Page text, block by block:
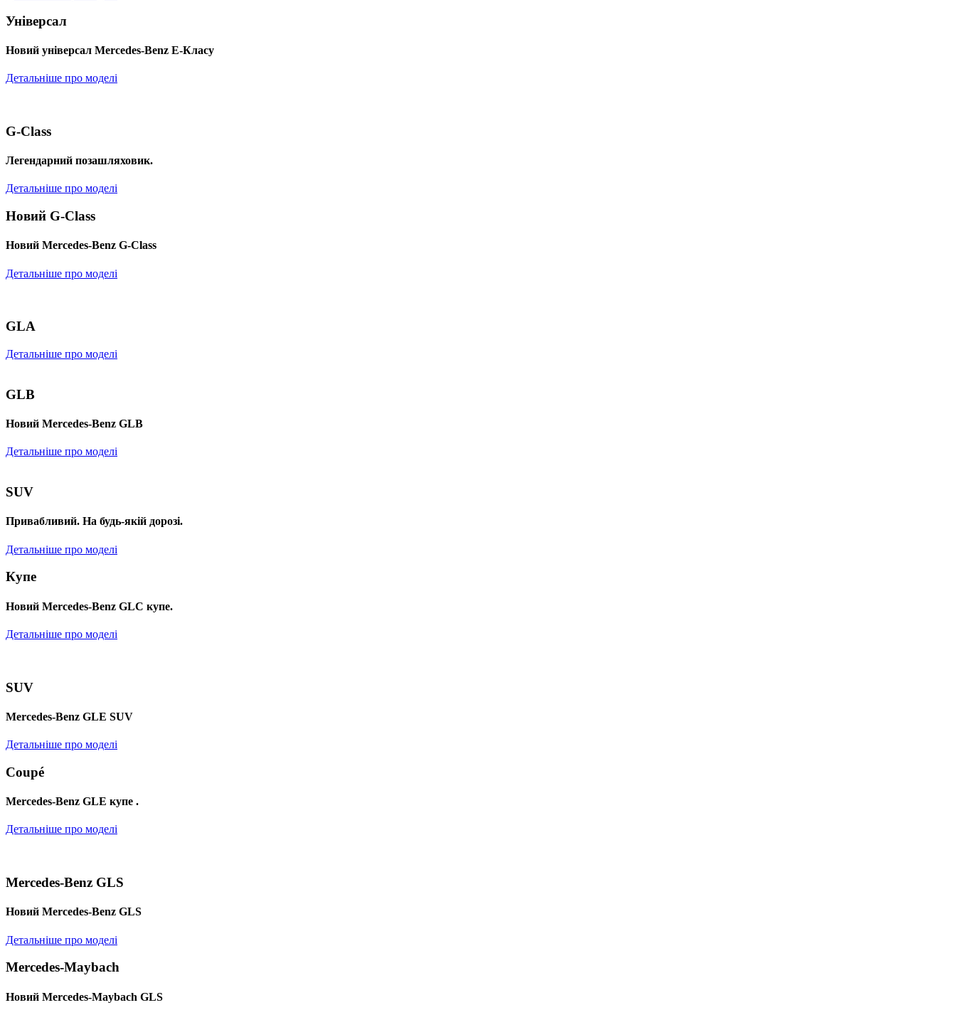
Універсал
Новий універсал Mercedes-Benz E-Класу
Детальніше про моделі
G-Class
Легендарний позашляховик.
Детальніше про моделі
Новий G-Class
Новий Mercedes-Benz G-Class
Детальніше про моделі
GLA
Детальніше про моделі
GLB
Новий Mercedes-Benz GLB
Детальніше про моделі
SUV
Привабливий. На будь-якій дорозі.
Детальніше про моделі
Купе
Новий Mercedes-Benz GLС купе.
Детальніше про моделі
SUV
Mercedes-Benz GLE SUV
Детальніше про моделі
Coupé
Mercedes-Benz GLE купе .
Детальніше про моделі
Mercedes-Benz GLS
Новий Mercedes-Benz GLS
Детальніше про моделі
Mercedes-Maybach
Новий Mercedes-Maybach GLS